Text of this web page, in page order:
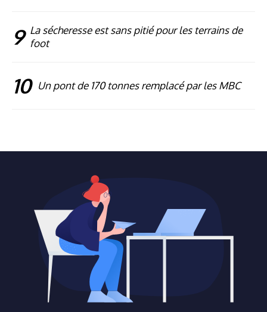
9 La sécheresse est sans pitié pour les terrains de
foot
10 Un pont de 170 tonnes remplacé par les MBC